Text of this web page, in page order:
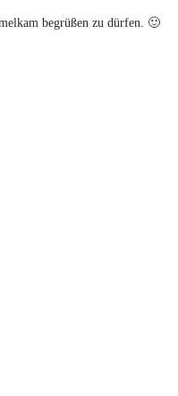
begrüßen zu dürfen. 🙂